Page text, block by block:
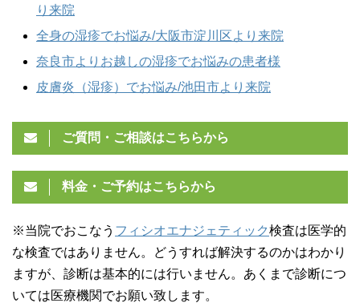
り来院
全身の湿疹でお悩み/大阪市淀川区より来院
奈良市よりお越しの湿疹でお悩みの患者様
皮膚炎（湿疹）でお悩み/池田市より来院
ご質問・ご相談はこちらから
料金・ご予約はこちらから
※当院でおこなう フィシオエナジェティック検査は医学的
な検査ではありません。どうすれば解決するのかはわかり
ますが、診断は基本的には行いません。あくまで診断につ
いては医療機関でお願い致します。